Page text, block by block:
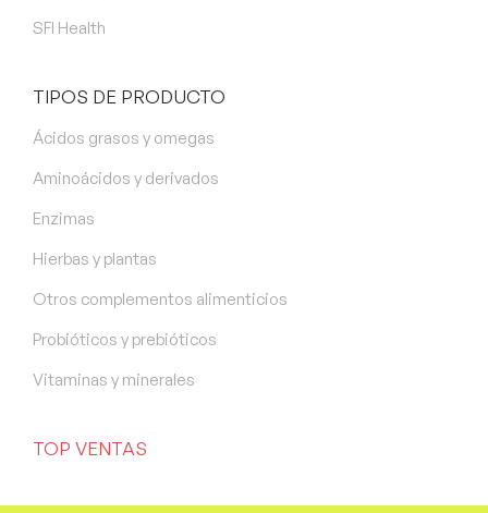
SFI Health
TIPOS DE PRODUCTO
Ácidos grasos y omegas
Aminoácidos y derivados
Enzimas
Hierbas y plantas
Otros complementos alimenticios
Probióticos y prebióticos
Vitaminas y minerales
TOP VENTAS